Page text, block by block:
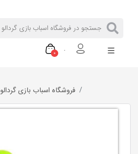
0
فروشگاه اسباب بازی گردالو